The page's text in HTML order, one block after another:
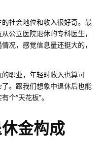
社会地位和收入很好奇。最
公立医院退休的专科医生，
况，感觉信息量还挺大的，
职业，年轻时收入也算可
。跟我们想象中退休后也能
个“天花板”。
金构成